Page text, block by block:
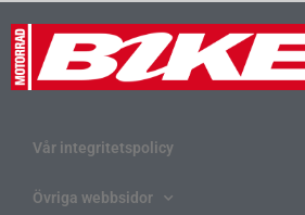
Vår integritetspolicy
Övriga webbsidor